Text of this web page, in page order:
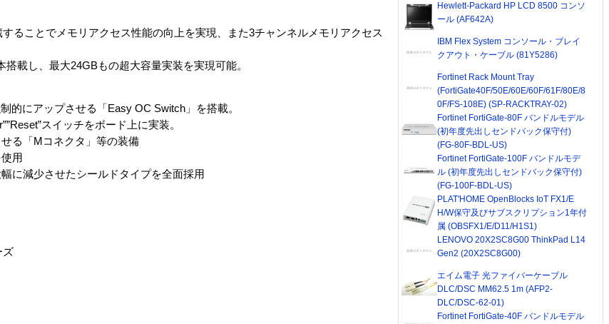
ることでメモリアクセス性能の向上を実現、また3チャンネルメモリアクセス
載し、最大24GBもの超大容量実装を実現可能。
的にアップさせる「Easy OC Switch」を搭載。
スイッチをボード上に実装。
る「Mコネクタ」等の装備
用
に減少させたシールドタイプを全面採用
ズ
Hewlett-Packard HP LCD 8500 コンソ
ール (AF642A)
IBM Flex System コンソール・ブレイ
クアウト・ケーブル (81Y5286)
Fortinet Rack Mount Tray
(FortiGate40F/50E/60E/60F/61F/80E/8
0F/FS-108E) (SP-RACKTRAY-02)
Fortinet FortiGate-80F バンドルモデル
(初年度先出しセンドバック保守付)
(FG-80F-BDL-US)
Fortinet FortiGate-100F バンドルモデ
ル (初年度先出しセンドバック保守付)
(FG-100F-BDL-US)
PLAT'HOME OpenBlocks IoT FX1/E
H/W保守及びサブスクリプション1年付
属 (OBSFX1/E/D11/H1S1)
LENOVO 20X2SC8G00 ThinkPad L14
Gen2 (20X2SC8G00)
エイム電子 光ファイバーケーブル
DLC/DSC MM62.5 1m (AFP2-
DLC/DSC-62-01)
Fortinet FortiGate-40F バンドルモデル